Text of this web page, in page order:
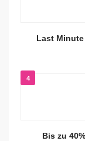
Last
4
Bis zu